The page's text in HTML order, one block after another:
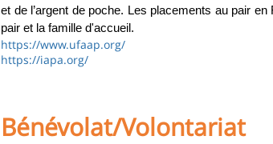
et de l’argent de poche. Les placements au pair
pair et la famille d'accueil.
https://www.ufaap.org/
https://iapa.org/
Bénévolat/Volontariat